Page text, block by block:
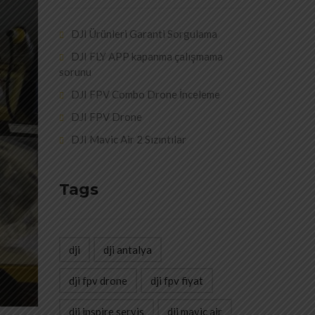
DJI Ürünleri Garanti Sorgulama
DJI FLY APP kapanma çalışmama
sorunu
DJI FPV Combo Drone İnceleme
DJI FPV Drone
DJI Mavic Air 2 Sızıntılar
Tags
dji dji antalya
dji fpv drone dji fpv fiyat
dji inspire servis dji mavic air